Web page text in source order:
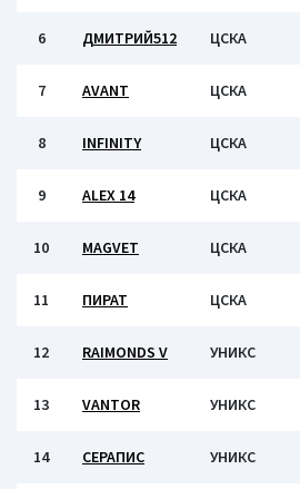
6 ДМИТРИЙ512 ЦСКА
7 AVANT ЦСКА
8 INFINITY ЦСКА
9 ALEX 14 ЦСКА
10 MAGVET ЦСКА
11 ПИРАТ ЦСКА
12 RAIMONDS V УНИКС
13 VANTOR УНИКС
14 СЕРАПИС УНИКС